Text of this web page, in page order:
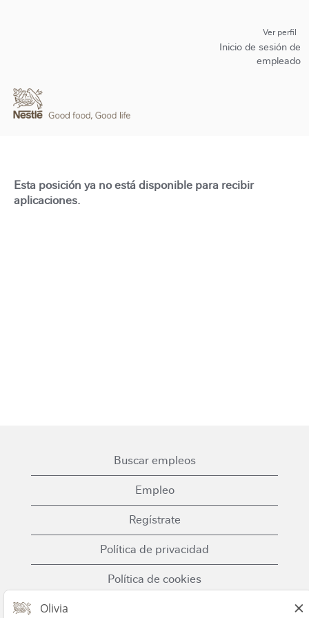
Ver perfil
Inicio de sesión de
empleado
Esta posición ya no está disponible para recibir
aplicaciones.
Buscar empleos
Empleo
Regístrate
Política de privacidad
Política de cookies